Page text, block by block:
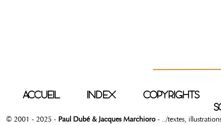
ACCUEIL INDEX
COPYRIGHTS
© 2001 - 2025 - Paul Dubé & Jacques Marchioro - ../textes,